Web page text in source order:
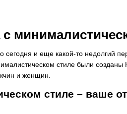
сегодня и еще какой-то недолгий
стиле были
и женщин.
стиле – ваше